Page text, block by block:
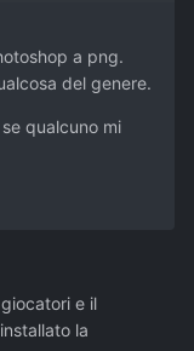
a png.
del genere.
qualcuno mi
e il
la